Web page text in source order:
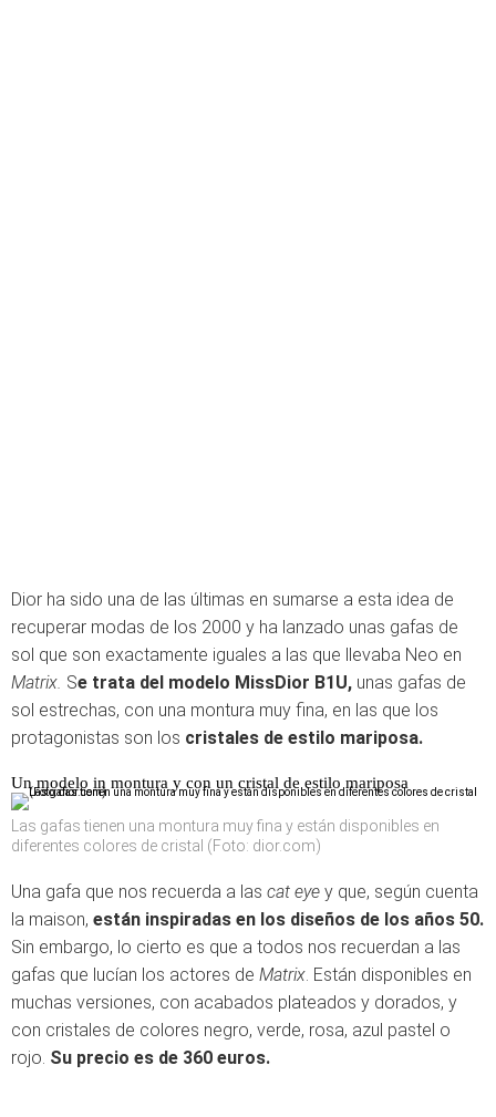
Dior ha sido una de las últimas en sumarse a esta idea de
recuperar modas de los 2000 y ha lanzado unas gafas de
sol que son exactamente iguales a las que llevaba Neo en
Matrix. Se trata del modelo MissDior B1U, unas gafas de
sol estrechas, con una montura muy fina, en las que los
protagonistas son los cristales de estilo mariposa.
Un modelo in montura y con un cristal de estilo mariposa
Las gafas tienen una montura muy fina y están disponibles en
diferentes colores de cristal (Foto: dior.com)
Una gafa que nos recuerda a las cat eye y que, según cuenta
la maison, están inspiradas en los diseños de los años 50.
Sin embargo, lo cierto es que a todos nos recuerdan a las
gafas que lucían los actores de Matrix. Están disponibles en
muchas versiones, con acabados plateados y dorados, y
con cristales de colores negro, verde, rosa, azul pastel o
rojo. Su precio es de 360 euros.